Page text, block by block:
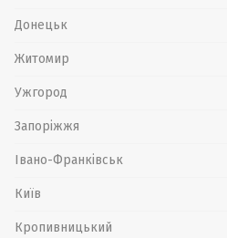
Донецьк
Житомир
Ужгород
Запоріжжя
Івано-Франківськ
Київ
Кропивницький